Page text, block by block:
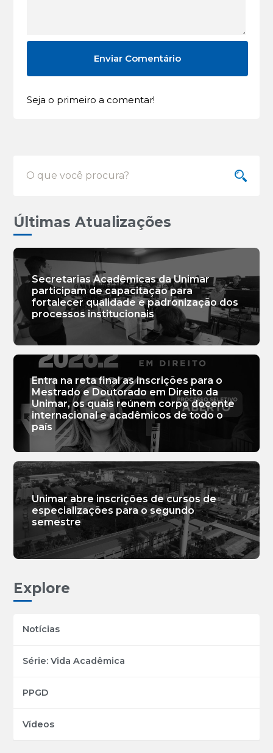
Seja o primeiro a comentar!
Últimas Atualizações
Secretarias Acadêmicas da Unimar
participam de capacitação para
fortalecer qualidade e padronização dos
processos institucionais
Entra na reta final as inscrições para o
Mestrado e Doutorado em Direito da
Unimar, os quais reúnem corpo docente
internacional e acadêmicos de todo o
país
Unimar abre inscrições de cursos de
especializações para o segundo
semestre
Explore
Notícias
Série: Vida Acadêmica
PPGD
Vídeos